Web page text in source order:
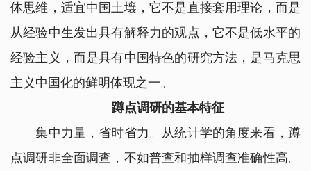
体思维，适宜中国土壤，它不是直接套用理论，而是
从经验中生发出具有解释力的观点，它不是低水平的
经验主义，而是具有中国特色的研究方法，是马克思
主义中国化的鲜明体现之一。
蹲点调研的基本特征
集中力量，省时省力。从统计学的角度来看，蹲
点调研非全面调查，不如普查和抽样调查准确性高。